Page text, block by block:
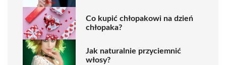
Co kupić chłopakowi na dzień
chłopaka?
Jak naturalnie przyciemnić
włosy?